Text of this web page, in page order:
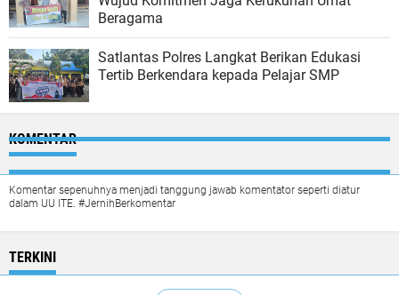
Beragama
Satlantas Polres Langkat Berikan Edukasi
Tertib Berkendara kepada Pelajar SMP
KOMENTAR
Komentar sepenuhnya menjadi tanggung jawab komentator seperti diatur
dalam UU ITE. #JernihBerkomentar
TERKINI